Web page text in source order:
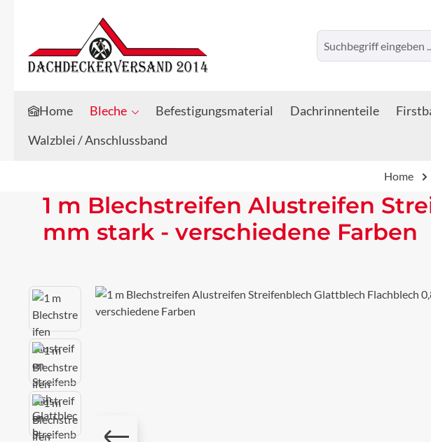
Zum Hauptinhalt springen
Zur Suche springen
Home Bleche Befestigungsmaterial Dachrinnenteile
Walzblei / Anschlussband
Home
1 m Blechstreifen Alustreifen
mm stark - verschiedene Farben
Bildergalerie überspringen